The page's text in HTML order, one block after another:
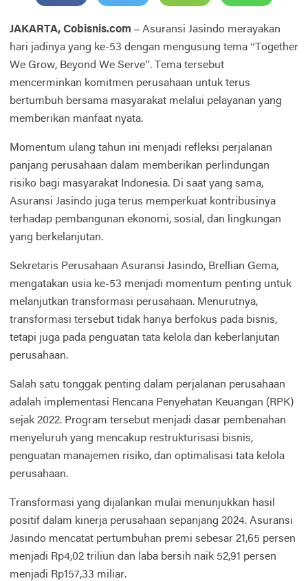
JAKARTA, Cobisnis.com – Asuransi Jasindo merayakan
hari jadinya yang ke-53 dengan mengusung tema “Together
We Grow, Beyond We Serve”. Tema tersebut
mencerminkan komitmen perusahaan untuk terus
bertumbuh bersama masyarakat melalui pelayanan yang
memberikan manfaat nyata.
Momentum ulang tahun ini menjadi refleksi perjalanan
panjang perusahaan dalam memberikan perlindungan
risiko bagi masyarakat Indonesia. Di saat yang sama,
Asuransi Jasindo juga terus memperkuat kontribusinya
terhadap pembangunan ekonomi, sosial, dan lingkungan
yang berkelanjutan.
Sekretaris Perusahaan Asuransi Jasindo, Brellian Gema,
mengatakan usia ke-53 menjadi momentum penting untuk
melanjutkan transformasi perusahaan. Menurutnya,
transformasi tersebut tidak hanya berfokus pada bisnis,
tetapi juga pada penguatan tata kelola dan keberlanjutan
perusahaan.
Salah satu tonggak penting dalam perjalanan perusahaan
adalah implementasi Rencana Penyehatan Keuangan (RPK)
sejak 2022. Program tersebut menjadi dasar pembenahan
menyeluruh yang mencakup restrukturisasi bisnis,
penguatan manajemen risiko, dan optimalisasi tata kelola
perusahaan.
Transformasi yang dijalankan mulai menunjukkan hasil
positif dalam kinerja perusahaan sepanjang 2024. Asuransi
Jasindo mencatat pertumbuhan premi sebesar 21,65 persen
menjadi Rp4,02 triliun dan laba bersih naik 52,91 persen
menjadi Rp157,33 miliar.